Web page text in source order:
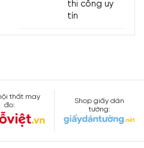
thi công uy
tín
thất may
đo:
Shop giấy dán
tường: